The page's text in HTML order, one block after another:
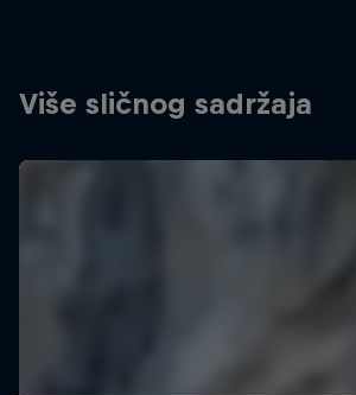
Više sličnog sadržaja